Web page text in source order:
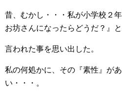
昔、むかし・・・私が小学校２
お坊さんになったらどうだ？』と
言われた事を思い出した。
私の何処かに、その『素性』が
い・・・。